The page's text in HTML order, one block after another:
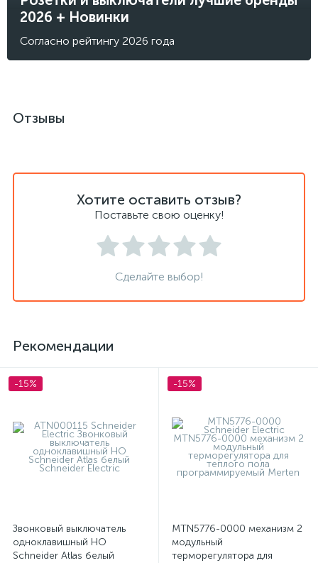
2026 + Новинки
Согласно рейтингу 2026 года
Отзывы
Хотите оставить отзыв?
Поставьте свою оценку!
Сделайте выбор!
Рекомендации
-15%
Звонковый выключатель
одноклавишный НО
Schneider Atlas белый
-15%
MTN5776-0000 механизм 2
модульный
терморегулятора для